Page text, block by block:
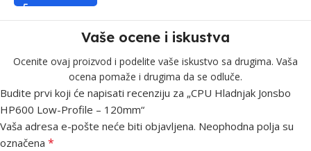
Vaše ocene i iskustva
Ocenite ovaj proizvod i podelite vaše iskustvo sa drugima. Vaša
ocena pomaže i drugima da se odluče.
Budite prvi koji će napisati recenziju za „CPU Hladnjak Jonsbo
HP600 Low-Profile – 120mm“
Vaša adresa e-pošte neće biti objavljena. Neophodna polja su
označena *